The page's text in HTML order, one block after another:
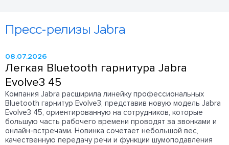
Пресс-релизы Jabra
08.07.2026
Легкая Bluetooth гарнитура Jabra
Evolve3 45
Компания Jabra расширила линейку профессиональных
Bluetooth гарнитур Evolve3, представив новую модель Jabra
Evolve3 45, ориентированную на сотрудников, которые
большую часть рабочего времени проводят за звонками и
онлайн-встречами. Новинка сочетает небольшой вес,
качественную передачу речи и функции шумоподавления